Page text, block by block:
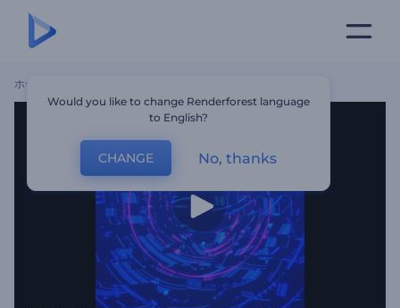
ホーム
Would you like to change Renderforest language
to English?
CHANGE No, thanks